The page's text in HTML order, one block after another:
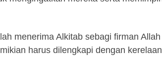
menerima Alkitab sebagi firman
harus dilengkapi dengan kerelaan